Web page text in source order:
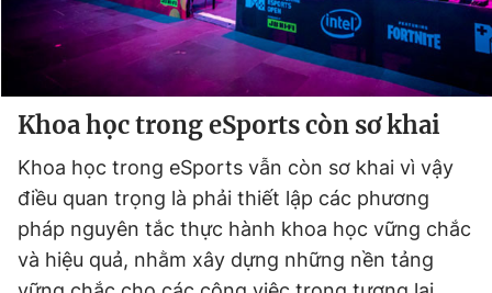
Khoa học trong eSports còn sơ khai
Khoa học trong eSports vẫn còn sơ khai vì vậy
điều quan trọng là phải thiết lập các phương
pháp nguyên tắc thực hành khoa học vững chắc
và hiệu quả, nhằm xây dựng những nền tảng